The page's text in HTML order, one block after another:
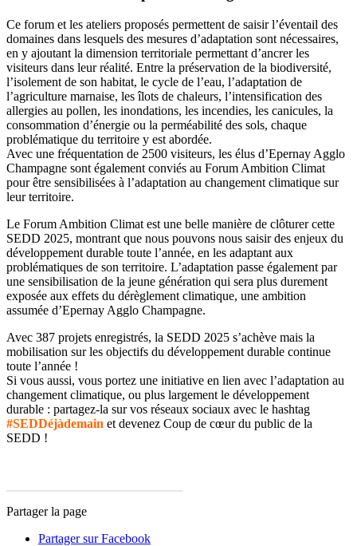
Ce forum et les ateliers proposés permettent de saisir l’éventail des
domaines dans lesquels des mesures d’adaptation sont nécessaires,
en y ajoutant la dimension territoriale permettant d’ancrer les
visiteurs dans leur réalité. Entre la préservation de la biodiversité,
l’isolement de son habitat, le cycle de l’eau, l’adaptation de
l’agriculture marnaise, les îlots de chaleurs, l’intensification des
allergies au pollen, les inondations, les incendies, les canicules, la
consommation d’énergie ou la perméabilité des sols, chaque
problématique du territoire y est abordée.
Avec une fréquentation de 2500 visiteurs, les élus d’Epernay Agglo
Champagne sont également conviés au Forum Ambition Climat
pour être sensibilisées à l’adaptation au changement climatique sur
leur territoire.
Le Forum Ambition Climat est une belle manière de clôturer cette
SEDD 2025, montrant que nous pouvons nous saisir des enjeux du
développement durable toute l’année, en les adaptant aux
problématiques de son territoire. L’adaptation passe également par
une sensibilisation de la jeune génération qui sera plus durement
exposée aux effets du dérèglement climatique, une ambition
assumée d’Epernay Agglo Champagne.
Avec 387 projets enregistrés, la SEDD 2025 s’achève mais la
mobilisation sur les objectifs du développement durable continue
toute l’année !
Si vous aussi, vous portez une initiative en lien avec l’adaptation au
changement climatique, ou plus largement le développement
durable : partagez-la sur vos réseaux sociaux avec le hashtag
#SEDDéjàdemain et devenez Coup de cœur du public de la
SEDD !
Partager la page
Partager sur Facebook